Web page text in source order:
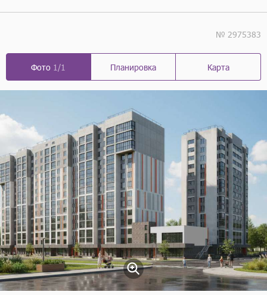
№ 2975383
Фото 1/1 Планировка Карта